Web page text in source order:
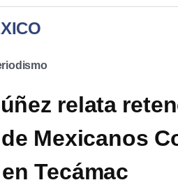
relata
Mexicanos
Tecámac